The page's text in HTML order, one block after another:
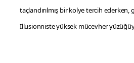
taçlandırılmış bir kolye tercih
Illusionniste yüksek mücevher